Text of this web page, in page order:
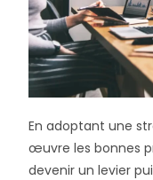
En adoptant une
œuvre les bonnes
devenir un levier